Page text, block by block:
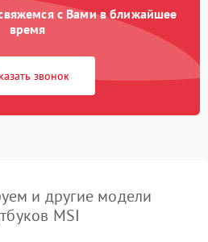
с Вами в ближайшее
время
звонок
и другие модели
MSI